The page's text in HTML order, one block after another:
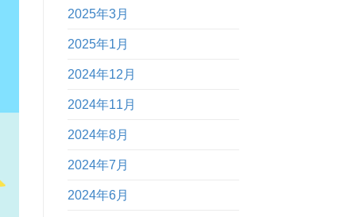
2025年3月
2025年1月
2024年12月
2024年11月
2024年8月
2024年7月
2024年6月